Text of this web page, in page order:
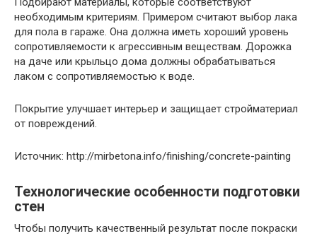
необходимым критериям. Примером считают выбор лака
для пола в гараже. Она должна иметь хороший уровень
сопротивляемости к агрессивным веществам. Дорожка
на даче или крыльцо дома должны обрабатываться
лаком с сопротивляемостью к воде.
Покрытие улучшает интерьер и защищает стройматериал
от повреждений.
Источник: http://mirbetona.info/finishing/concrete-painting
Технологические особенности подготовки
стен
Чтобы получить качественный результат после покраски